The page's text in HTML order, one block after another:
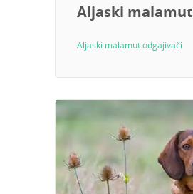
Aljaski malamut
Aljaski malamut odgajivači